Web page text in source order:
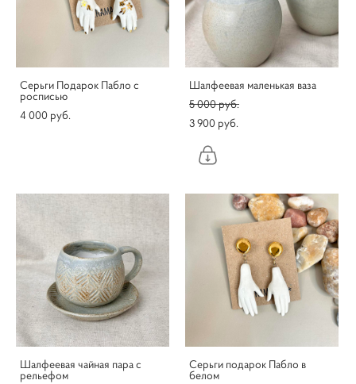
Серьги Подарок Пабло с
росписью
4 000 pуб.
Шалфеевая маленькая ваза
5 000 pуб.
3 900 pуб.
Шалфеевая чайная пара с
рельефом
Серьги подарок Пабло в
белом